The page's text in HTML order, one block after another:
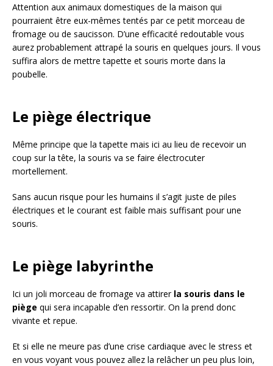
Attention aux animaux domestiques de la maison qui
pourraient être eux-mêmes tentés par ce petit morceau de
fromage ou de saucisson. D’une efficacité redoutable vous
aurez probablement attrapé la souris en quelques jours. Il vous
suffira alors de mettre tapette et souris morte dans la
poubelle.
Le piège électrique
Même principe que la tapette mais ici au lieu de recevoir un
coup sur la tête, la souris va se faire électrocuter
mortellement.
Sans aucun risque pour les humains il s’agit juste de piles
électriques et le courant est faible mais suffisant pour une
souris.
Le piège labyrinthe
Ici un joli morceau de fromage va attirer la souris dans le
piège qui sera incapable d’en ressortir. On la prend donc
vivante et repue.
Et si elle ne meure pas d’une crise cardiaque avec le stress et
en vous voyant vous pouvez allez la relâcher un peu plus loin,